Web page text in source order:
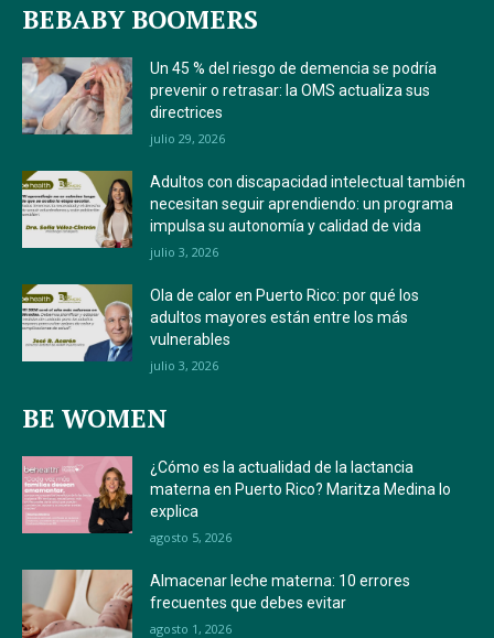
BEBABY BOOMERS
Un 45 % del riesgo de demencia se podría
prevenir o retrasar: la OMS actualiza sus
directrices
julio 29, 2026
Adultos con discapacidad intelectual también
necesitan seguir aprendiendo: un programa
impulsa su autonomía y calidad de vida
julio 3, 2026
Ola de calor en Puerto Rico: por qué los
adultos mayores están entre los más
vulnerables
julio 3, 2026
BE WOMEN
¿Cómo es la actualidad de la lactancia
materna en Puerto Rico? Maritza Medina lo
explica
agosto 5, 2026
Almacenar leche materna: 10 errores
frecuentes que debes evitar
agosto 1, 2026